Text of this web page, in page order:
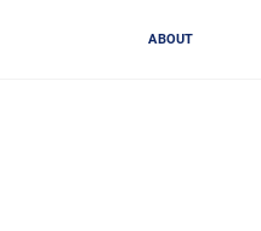
ABOUT